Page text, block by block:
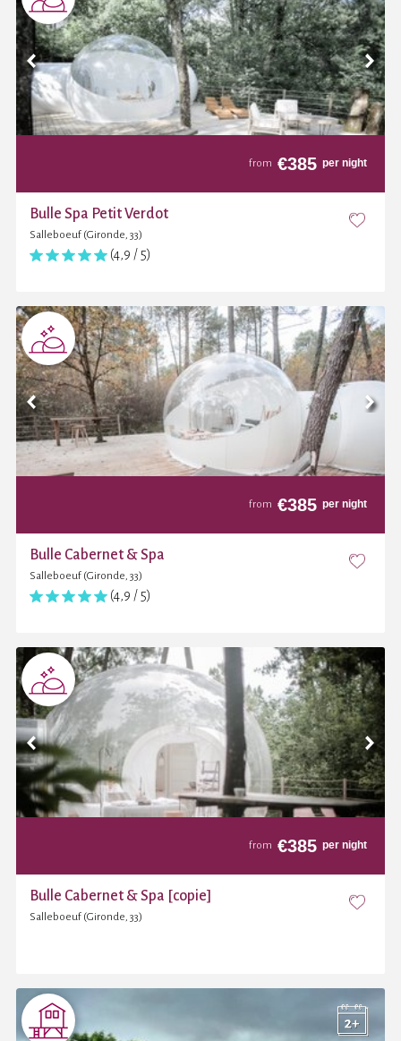
from €385 per night
Bulle Spa Petit Verdot
Salleboeuf (Gironde, 33)
(4,9 / 5)
from €385 per night
Bulle Cabernet & Spa
Salleboeuf (Gironde, 33)
(4,9 / 5)
from €385 per night
Bulle Cabernet & Spa [copie]
Salleboeuf (Gironde, 33)